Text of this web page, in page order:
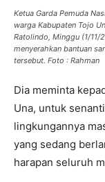
Ketua Garda Pemuda
warga Kabupaten Tojo
Ratolindo, Minggu (1/11/
menyerahkan bantuan
tersebut. Foto : Rahman
Dia meminta
Una, untuk
lingkungannya
yang sedang
harapan seluruh